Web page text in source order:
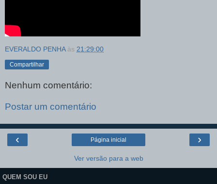
EVERALDO PENHA às 21:29:00
Compartilhar
Nenhum comentário:
Postar um comentário
‹ ›
Página inicial
Ver versão para a web
QUEM SOU EU